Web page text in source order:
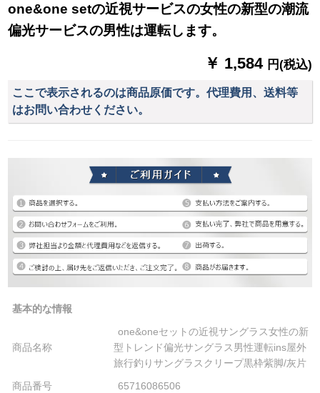
one&one setの近視サービスの女性の新型の潮流
偏光サービスの男性は運転します。
￥ 1,584 円(税込)
ここで表示されるのは商品原価です。代理費用、送料等
はお問い合わせください。
基本的な情報
商品名称
one&oneセットの近視サングラス女性の新
型トレンド偏光サングラス男性運転ins屋外
旅行釣りサングラスクリープ黒枠紫脚/灰片
商品番号
65716086506